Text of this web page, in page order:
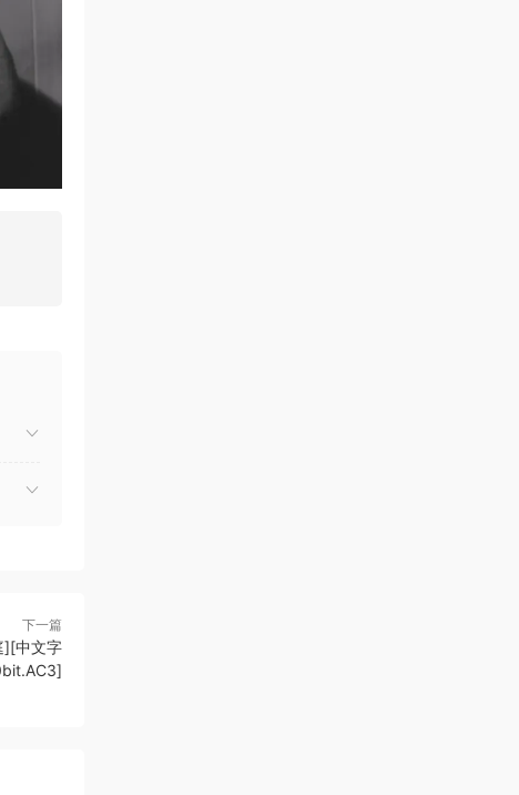
下一篇
][中文字